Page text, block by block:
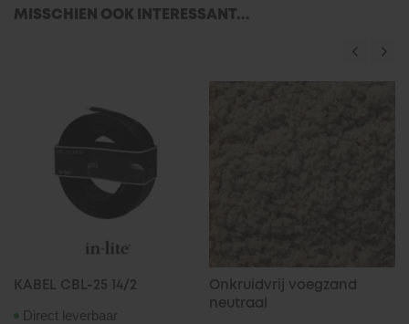
MISSCHIEN OOK INTERESSANT...
KABEL CBL-25 14/2
Direct leverbaar
Onkruidvrij voegzand
neutraal